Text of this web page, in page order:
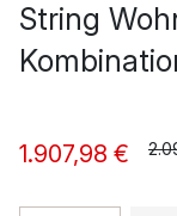
String
1.907,98 €